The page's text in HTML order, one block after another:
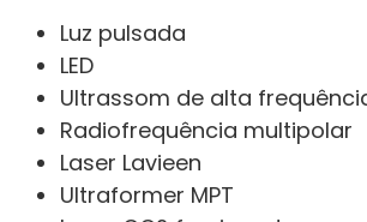
Luz pulsada
LED
Ultrassom de alta
Radiofrequência multipolar
Laser Lavieen
Ultraformer MPT